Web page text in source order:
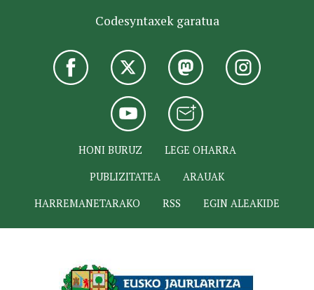
Codesyntaxek garatua
HONI BURUZ
LEGE OHARRA
PUBLIZITATEA
ARAUAK
HARREMANETARAKO
RSS EGIN ALEAKIDE